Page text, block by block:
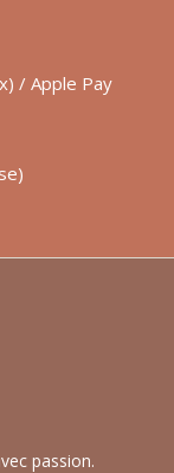
passion.
/ Apple Pay